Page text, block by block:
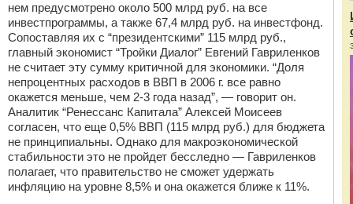
нем предусмотрено около 500 млрд руб. на все
инвестпрограммы, а также 67,4 млрд руб. на инвестфонд.
Сопоставляя их с “президентскими” 115 млрд руб.,
главный экономист “Тройки Диалог” Евгений Гавриленков
не считает эту сумму критичной для экономики. “Доля
непроцентных расходов в ВВП в 2006 г. все равно
окажется меньше, чем 2-3 года назад”, — говорит он.
Аналитик “Ренессанс Капитала” Алексей Моисеев
согласен, что еще 0,5% ВВП (115 млрд руб.) для бюджета
не принципиальны. Однако для макроэкономической
стабильности это не пройдет бесследно — Гавриленков
полагает, что правительство не сможет удержать
инфляцию на уровне 8,5% и она окажется ближе к 11%.